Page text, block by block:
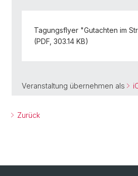
Tagungsflyer "Gutachten im
(PDF, 303.14 KB)
Veranstaltung übernehmen als
Zurück